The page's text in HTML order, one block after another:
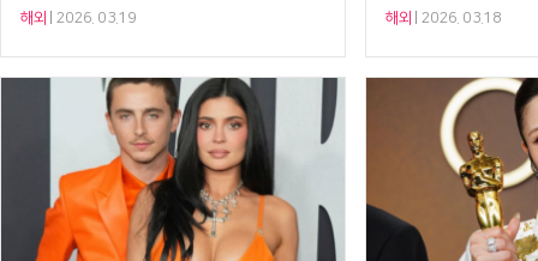
해외 2026. 03.19 해외 2026. 03.18